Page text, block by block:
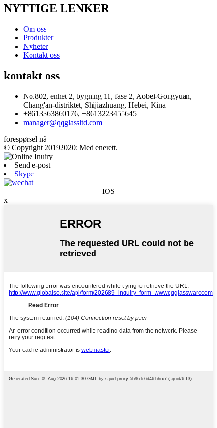
NYTTIGE LENKER
Om oss
Produkter
Nyheter
Kontakt oss
kontakt oss
No.802, enhet 2, bygning 11, fase 2, Aobei-Gongyuan,
Chang'an-distriktet, Shijiazhuang, Hebei, Kina
+8613363860176, +8613223455645
manager@qqglassltd.com
forespørsel nå
© Copyright 20192020: Med enerett.
Send e-post
Skype
IOS
x